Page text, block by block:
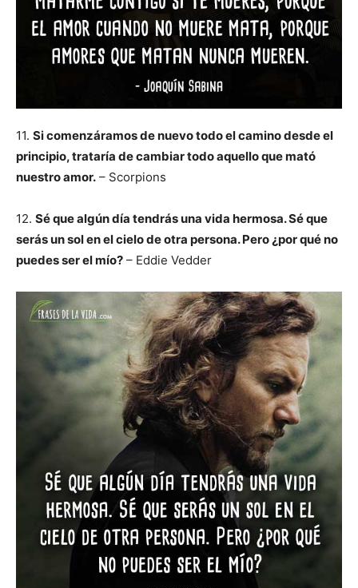
11. Si comenzáramos de nuevo todo el camino desde el
principio, trataría de cambiar todo aquello que mató
nuestro amor. – Scorpions
12. Sé que algún día tendrás una vida hermosa. Sé que
serás un sol en el cielo de otra persona. Pero ¿por qué no
puedes ser el mío? – Eddie Vedder